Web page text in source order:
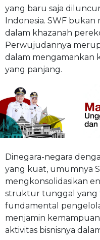
yang baru saja
Indonesia. SWF
dalam khazanah
Perwujudannya
dalam mengamankan
yang panjang.
Dinegara-negara
yang kuat, umumnya
mengkonsolidasikan
struktur tunggal yang
fundamental
menjamin
aktivitas bisnisnya